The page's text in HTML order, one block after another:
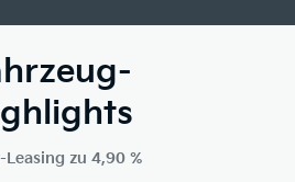
Leasing zu 4,90 %